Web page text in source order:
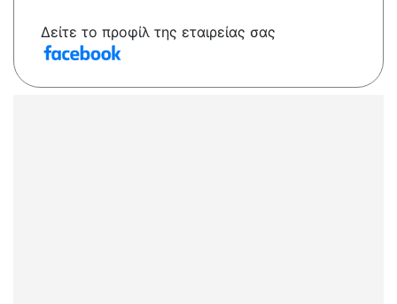
Δείτε το προφίλ της εταιρείας σας